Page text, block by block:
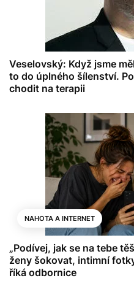
Veselovský: Když jsme
to do úplného šílenství.
chodit na terapii
NAHOTA A INTERNET
„Podívej, jak se na tebe
ženy šokovat, intimní
říká odbornice